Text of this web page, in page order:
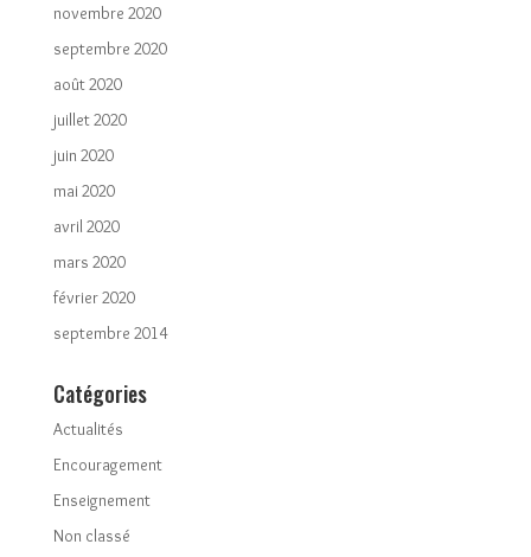
novembre 2020
septembre 2020
août 2020
juillet 2020
juin 2020
mai 2020
avril 2020
mars 2020
février 2020
septembre 2014
Catégories
Actualités
Encouragement
Enseignement
Non classé